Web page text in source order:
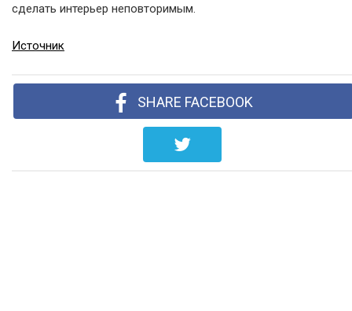
сделать интерьер неповторимым.
Источник
SHARE FACEBOOK